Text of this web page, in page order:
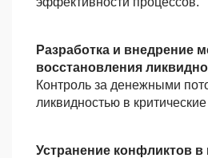
Разработка и внедрение
восстановления
Контроль за денежными
ликвидностью в
Устранение конфликтов в